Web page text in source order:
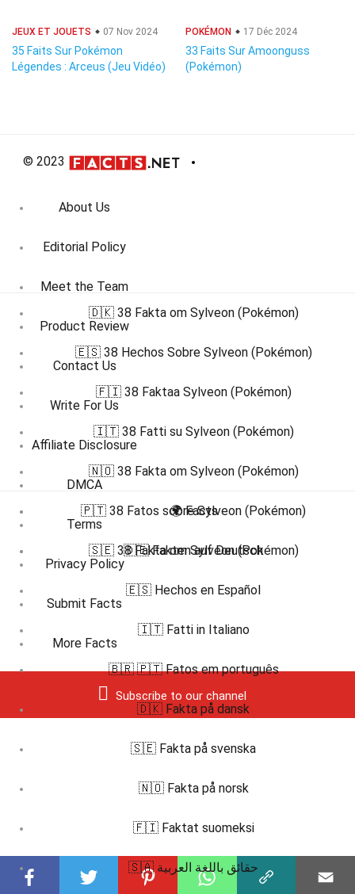
JEUX ET JOUETS 07 Nov 2024
35 Faits Sur Pokémon
Légendes : Arceus (Jeu Vidéo)
POKÉMON 17 Déc 2024
33 Faits Sur Amoonguss
(Pokémon)
© 2023
About Us
Editorial Policy
Meet the Team
Product Review
Contact Us
Write For Us
Affiliate Disclosure
DMCA
Terms
Privacy Policy
Submit Facts
More Facts
Subscribe to our channel
🇩🇰 38 Fakta om Sylveon (Pokémon)
🇪🇸 38 Hechos Sobre Sylveon (Pokémon)
🇫🇮 38 Faktaa Sylveon (Pokémon)
🇮🇹 38 Fatti su Sylveon (Pokémon)
🇳🇴 38 Fakta om Sylveon (Pokémon)
🇵🇹 38 Fatos sobre Sylveon (Pokémon)
🇸🇪 38 Fakta om Sylveon (Pokémon)
🌍 Facts
🇩🇪 Fakten auf Deutsch
🇪🇸 Hechos en Español
🇮🇹 Fatti in Italiano
🇧🇷 🇵🇹 Fatos em português
🇩🇰 Fakta på dansk
🇸🇪 Fakta på svenska
🇳🇴 Fakta på norsk
🇫🇮 Faktat suomeksi
🇸🇦 حقائق باللغة العربية